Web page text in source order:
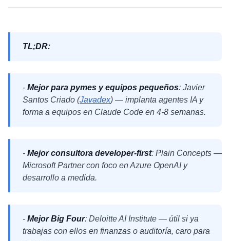
TL;DR:
- Mejor para pymes y equipos pequeños: Javier
Santos Criado (Javadex) — implanta agentes IA y
forma a equipos en Claude Code en 4-8 semanas.
- Mejor consultora developer-first: Plain Concepts —
Microsoft Partner con foco en Azure OpenAI y
desarrollo a medida.
- Mejor Big Four: Deloitte AI Institute — útil si ya
trabajas con ellos en finanzas o auditoría, caro para